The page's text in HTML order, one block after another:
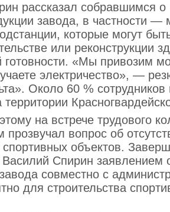
рассказал собравшимся о
завода, в частности —
которые могут
или реконструкции
готовности. «Мы привозим
электричество», —
Около 60 % сотрудников
на встрече трудового
прозвучал вопрос об
объектов.
Спирин заявлением
совместно с
для строительства